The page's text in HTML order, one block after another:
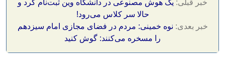
خبر قبلی: یک هوش مصنوعی در دانشگاه وین ثبت‌نام کرد و
حالا سر کلاس می‌رود!
خبر بعدی: نوه خمینی: مردم در فضای مجازی امام سیزدهم
را مسخره می‌کنند: گوش کنید